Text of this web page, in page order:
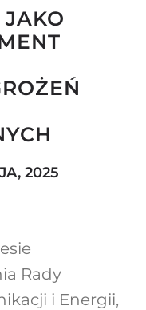
JAKO
2025
Rady
i Energii,